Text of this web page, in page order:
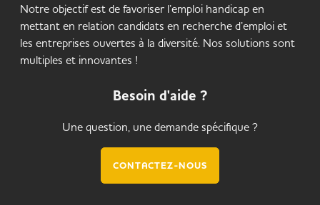
Notre objectif est de favoriser l’emploi handicap en
mettant en relation candidats en recherche d’emploi et
les entreprises ouvertes à la diversité. Nos solutions sont
multiples et innovantes !
Besoin d'aide ?
Une question, une demande spécifique ?
CONTACTEZ-NOUS